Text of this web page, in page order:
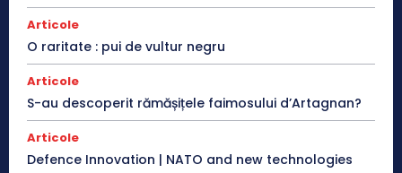
Articole
O raritate : pui de vultur negru
Articole
S-au descoperit rămășițele faimosului d’Artagnan?
Articole
Defence Innovation | NATO and new technologies